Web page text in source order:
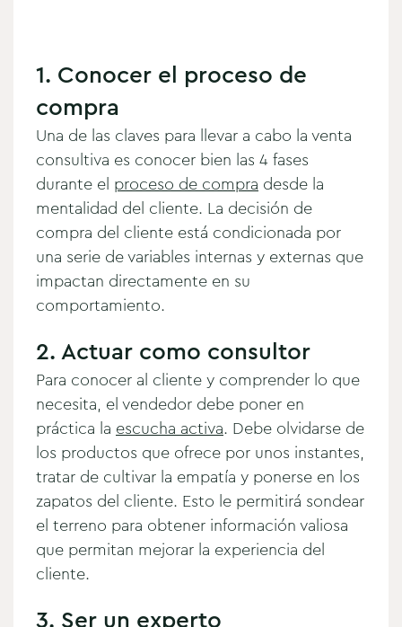
1. Conocer el proceso de
compra
Una de las claves para llevar a cabo la venta
consultiva es conocer bien las 4 fases
durante el proceso de compra desde la
mentalidad del cliente. La decisión de
compra del cliente está condicionada por
una serie de variables internas y externas que
impactan directamente en su
comportamiento.
2. Actuar como consultor
Para conocer al cliente y comprender lo que
necesita, el vendedor debe poner en
práctica la escucha activa. Debe olvidarse de
los productos que ofrece por unos instantes,
tratar de cultivar la empatía y ponerse en los
zapatos del cliente. Esto le permitirá sondear
el terreno para obtener información valiosa
que permitan mejorar la experiencia del
cliente.
3. Ser un experto